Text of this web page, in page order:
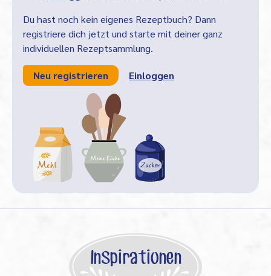
Du hast noch kein eigenes Rezeptbuch? Dann
registriere dich jetzt und starte mit deiner ganz
individuellen Rezeptsammlung.
Neu registrieren Einloggen
Inspirationen